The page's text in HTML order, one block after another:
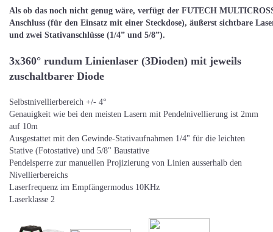
Als ob das noch nicht genug wäre, verfügt der FUTECH
Anschluss (für den Einsatz mit einer Steckdose), äußerst sichtbare
und zwei Stativanschlüsse (1/4” und 5/8”).
3x360° rundum Linienlaser (3Dioden) mit jeweils
zuschaltbarer Diode
Selbstnivellierbereich +/- 4°
Genauigkeit wie bei den meisten Lasern mit Pendelnivellierung ist 2mm
auf 10m
Ausgestattet mit den Gewinde-Stativaufnahmen 1/4" für die leichten
Stative (Fotostative) und 5/8" Baustative
Pendelsperre zur manuellen Projizierung von Linien ausserhalb den
Nivellierbereichs
Laserfrequenz im Empfängermodus 10KHz
Laserklasse 2